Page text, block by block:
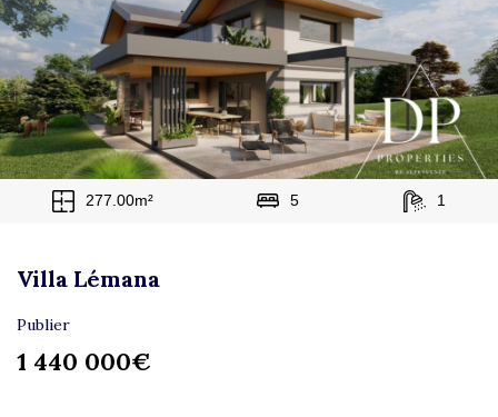
277.00m² 5 1
Villa Lémana
Publier
1 440 000€